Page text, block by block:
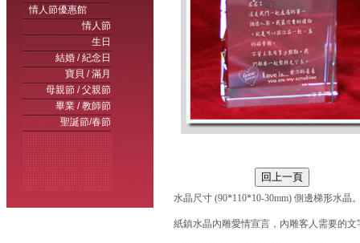
情人節優惠館
情人節
生日
結婚 / 紀念日
寶貝 / 滿月
母親節 / 父親節
畢業 / 教師節
聖誕節/春節
水晶尺寸 (90*110*10-30mm) 側邊梯形水晶
紙鎮水晶內雕愛情宣言，內雕客人需要的文